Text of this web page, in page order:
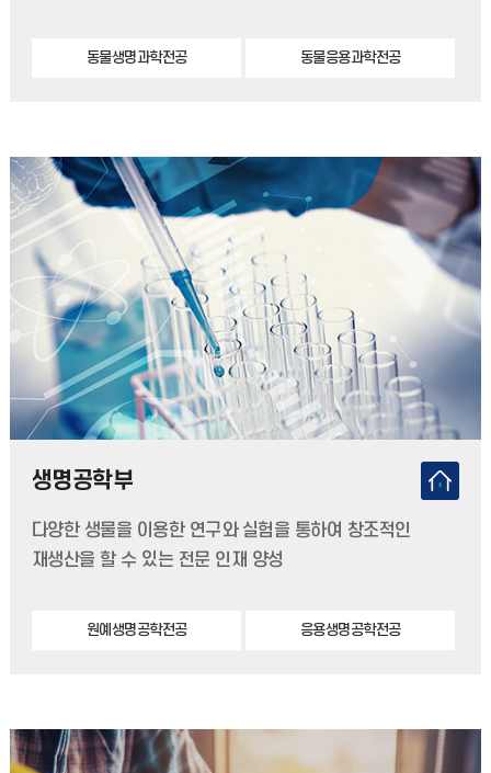
동물생명과학전공 동물응용과학전공
생명공학부
다양한 생물을 이용한 연구와 실험을 통하여 창조적인
재생산을 할 수 있는 전문 인재 양성
원예생명공학전공 응용생명공학전공